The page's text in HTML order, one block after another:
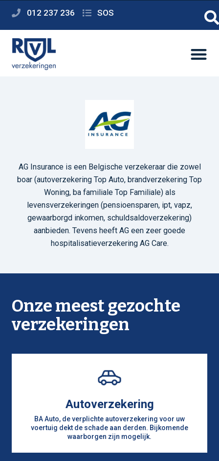
012 237 236 SOS
AG Insurance is een Belgische verzekeraar die zowel
boar (autoverzekering Top Auto, brandverzekering Top
Woning, ba familiale Top Familiale) als
levensverzekeringen (pensioensparen, ipt, vapz,
gewaarborgd inkomen, schuldsaldoverzekering)
aanbieden. Tevens heeft AG een zeer goede
hospitalisatieverzekering AG Care.
Onze meest gezochte
verzekeringen
Autoverzekering
BA Auto, de verplichte autoverzekering voor uw
voertuig dekt de schade aan derden. Bijkomende
waarborgen zijn mogelijk.